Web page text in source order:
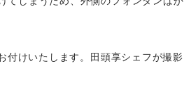
付けいたします。田頭享シェフが撮影